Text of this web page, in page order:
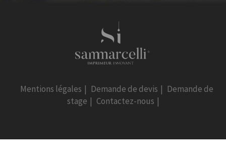
Mentions légales | Demande de devis | Demande de
stage | Contactez-nous |